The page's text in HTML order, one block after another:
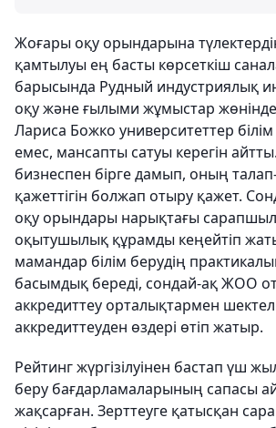
Жоғары оқу орындарына
қамтылуы ең басты көрсеткіш
барысында Рудный индустриялық
оқу және ғылыми жұмыстар
Лариса Божко университеттер
емес, мансапты сатуы керегін
бизнеспен бірге дамып, оның талап-
қажеттігін болжап отыру қажет.
оқу орындары нарықтағы
оқытушылық құрамды кеңейтіп
мамандар білім берудің
басымдық береді, сондай-ақ ЖОО
аккредиттеу орталықтармен
аккредиттеуден өздері өтіп жатыр.
Рейтинг жүргізілуінен бастап үш
беру бағдарламаларының сапасы
жақсарған. Зерттеуге қатысқан